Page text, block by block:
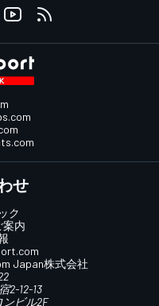
せ
ク
案内
Japan株式会社
2-12-13
ビル2F